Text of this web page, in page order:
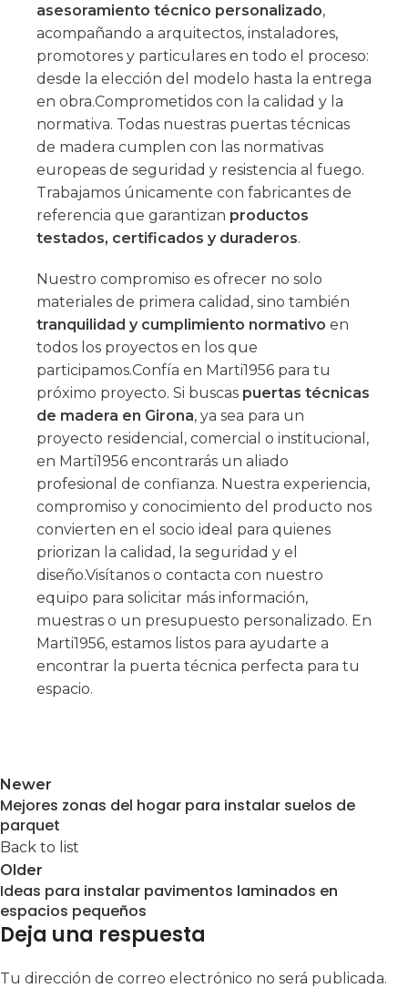
asesoramiento técnico personalizado,
acompañando a arquitectos, instaladores,
promotores y particulares en todo el proceso:
desde la elección del modelo hasta la entrega
en obra.Comprometidos con la calidad y la
normativa. Todas nuestras puertas técnicas
de madera cumplen con las normativas
europeas de seguridad y resistencia al fuego.
Trabajamos únicamente con fabricantes de
referencia que garantizan productos
testados, certificados y duraderos.
Nuestro compromiso es ofrecer no solo
materiales de primera calidad, sino también
tranquilidad y cumplimiento normativo en
todos los proyectos en los que
participamos.Confía en Marti1956 para tu
próximo proyecto. Si buscas puertas técnicas
de madera en Girona, ya sea para un
proyecto residencial, comercial o institucional,
en Marti1956 encontrarás un aliado
profesional de confianza. Nuestra experiencia,
compromiso y conocimiento del producto nos
convierten en el socio ideal para quienes
priorizan la calidad, la seguridad y el
diseño.Visítanos o contacta con nuestro
equipo para solicitar más información,
muestras o un presupuesto personalizado. En
Marti1956, estamos listos para ayudarte a
encontrar la puerta técnica perfecta para tu
espacio.
Newer
Mejores zonas del hogar para instalar suelos de
parquet
Back to list
Older
Ideas para instalar pavimentos laminados en
espacios pequeños
Deja una respuesta
Tu dirección de correo electrónico no será publicada.